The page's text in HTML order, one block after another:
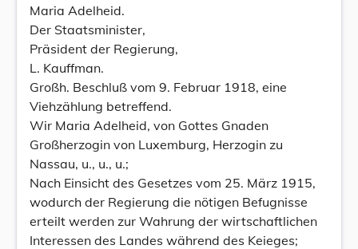
Maria Adelheid.
Der Staatsminister,
Präsident der Regierung,
L. Kauffman.
Großh. Beschluß vom 9. Februar 1918, eine
Viehzählung betreffend.
Wir Maria Adelheid, von Gottes Gnaden
Großherzogin von Luxemburg, Herzogin zu
Nassau, u., u., u.;
Nach Einsicht des Gesetzes vom 25. März 1915,
wodurch der Regierung die nötigen Befugnisse
erteilt werden zur Wahrung der wirtschaftlichen
Interessen des Landes während des Keieges;